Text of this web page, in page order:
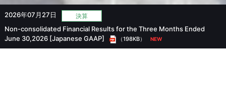
2026年07月27日 決算
Non-consolidated Financial Results for the Three Months Ended
June 30,2026 [Japanese GAAP]
（198KB）